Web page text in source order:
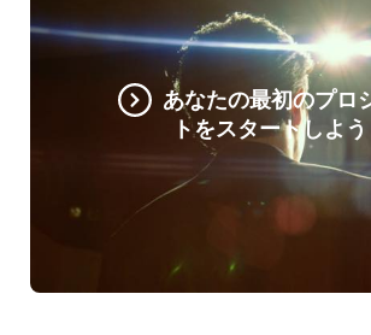
あなたの最初のプロ
トをスタートしよう